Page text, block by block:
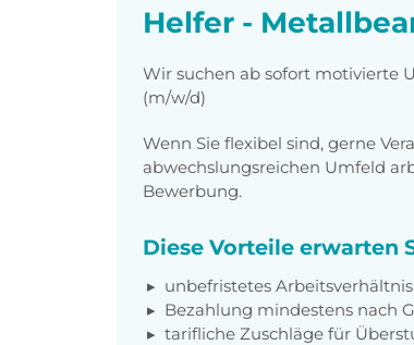
Helfer -
Wir suchen ab sofort motivierte
(m/w/d)
Wenn Sie flexibel sind, gerne
abwechslungsreichen Umfeld
Bewerbung.
Diese Vorteile erwarten
unbefristetes Arbeitsverhältnis
Bezahlung mindestens nach
tarifliche Zuschläge für